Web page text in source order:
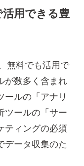
用できる豊
無料でも活用で
が数多く含まれ
ールの「アナリ
ツールの「サー
ティングの必須
データ収集のた